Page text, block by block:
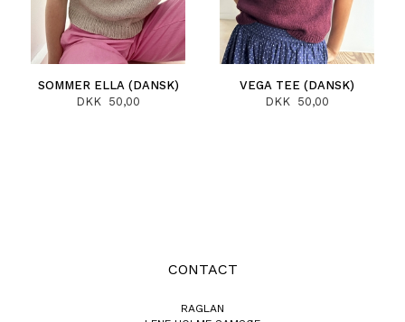
SOMMER ELLA (DANSK)
DKK 50,00
VEGA TEE (DANSK)
DKK 50,00
CONTACT
RAGLAN